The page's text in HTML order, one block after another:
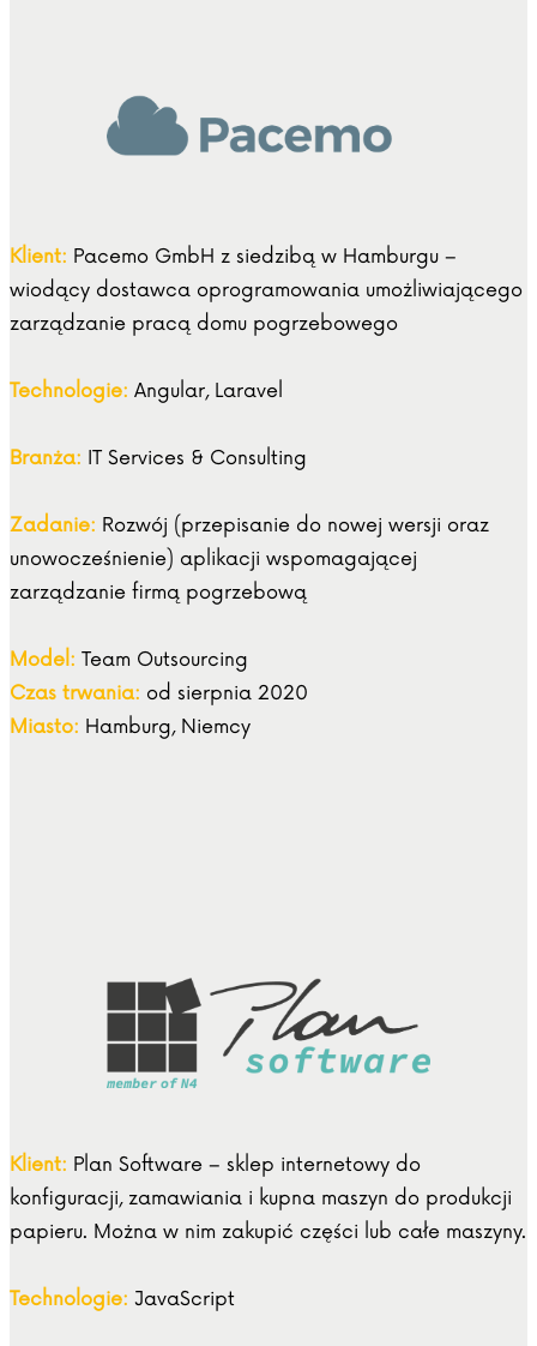
Klient: Pacemo GmbH z siedzibą w Hamburgu –
wiodący dostawca oprogramowania umożliwiającego
zarządzanie pracą domu pogrzebowego
Technologie: Angular, Laravel
Branża: IT Services & Consulting
Zadanie: Rozwój (przepisanie do nowej wersji oraz
unowocześnienie) aplikacji wspomagającej
zarządzanie firmą pogrzebową
Model: Team Outsourcing
Czas trwania: od sierpnia 2020
Miasto: Hamburg, Niemcy
Klient: Plan Software – sklep internetowy do
konfiguracji, zamawiania i kupna maszyn do produkcji
papieru. Można w nim zakupić części lub całe maszyny.
Technologie: JavaScript